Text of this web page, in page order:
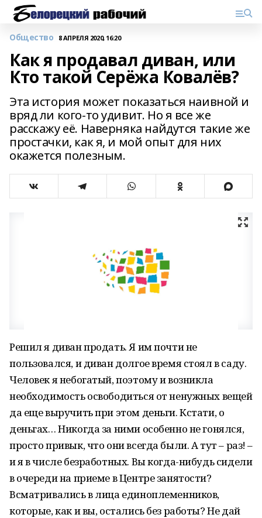
Общество 8 АПРЕЛЯ 2020, 16:20
Как я продавал диван, или
Кто такой Серёжа Ковалёв?
Эта история может показаться наивной и
вряд ли кого-то удивит. Но я все же
расскажу её. Наверняка найдутся такие же
простачки, как я, и мой опыт для них
окажется полезным.
Решил я диван продать. Я им почти не
пользовался, и диван долгое время стоял в саду.
Человек я небогатый, поэтому и возникла
необходимость освободиться от ненужных вещей
да еще выручить при этом деньги. Кстати, о
деньгах… Никогда за ними особенно не гонялся,
просто привык, что они всегда были. А тут – раз! –
и я в числе безработных. Вы когда-нибудь сидели
в очереди на приеме в Центре занятости?
Всматривались в лица единоплеменников,
которые, как и вы, остались без работы? Не дай